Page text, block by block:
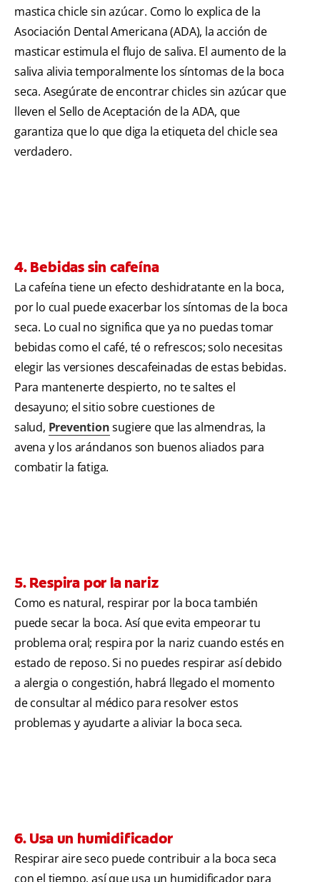
mastica chicle sin azúcar. Como lo explica de la
Asociación Dental Americana (ADA), la acción de
masticar estimula el flujo de saliva. El aumento de la
saliva alivia temporalmente los síntomas de la boca
seca. Asegúrate de encontrar chicles sin azúcar que
lleven el Sello de Aceptación de la ADA, que
garantiza que lo que diga la etiqueta del chicle sea
verdadero.
4. Bebidas sin cafeína
La cafeína tiene un efecto deshidratante en la boca,
por lo cual puede exacerbar los síntomas de la boca
seca. Lo cual no significa que ya no puedas tomar
bebidas como el café, té o refrescos; solo necesitas
elegir las versiones descafeinadas de estas bebidas.
Para mantenerte despierto, no te saltes el
desayuno; el sitio sobre cuestiones de
salud, Preventionsugiere que las almendras, la
avena y los arándanos son buenos aliados para
combatir la fatiga.
5. Respira por la nariz
Como es natural, respirar por la boca también
puede secar la boca. Así que evita empeorar tu
problema oral; respira por la nariz cuando estés en
estado de reposo. Si no puedes respirar así debido
a alergia o congestión, habrá llegado el momento
de consultar al médico para resolver estos
problemas y ayudarte a aliviar la boca seca.
6. Usa un humidificador
Respirar aire seco puede contribuir a la boca seca
con el tiempo, así que usa un humidificador para